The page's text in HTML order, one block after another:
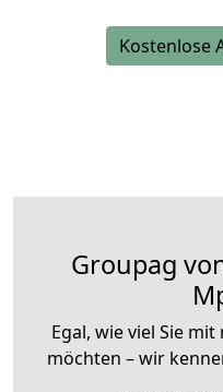
Kostenlose
Groupag
Egal, wie viel Sie
möchten – wir